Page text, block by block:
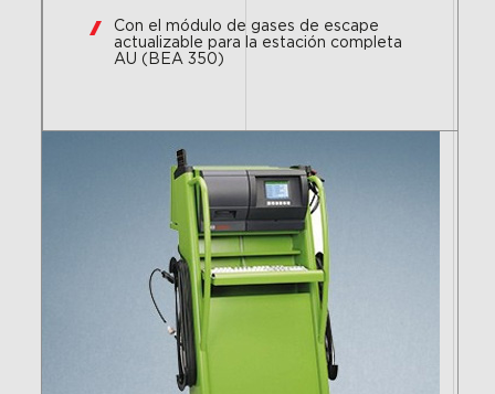
Con el módulo de gases de escape
actualizable para la estación completa
AU (BEA 350)